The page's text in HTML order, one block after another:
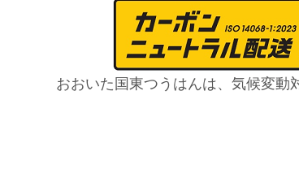
おおいた国東つうはんは、気候変動